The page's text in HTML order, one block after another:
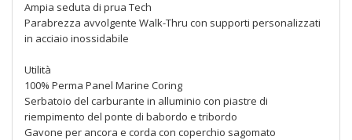
Ampia seduta di prua Tech
Parabrezza avvolgente Walk-Thru con supporti personalizzati
in acciaio inossidabile
Utilità
100% Perma Panel Marine Coring
Serbatoio del carburante in alluminio con piastre di
riempimento del ponte di babordo e tribordo
Gavone per ancora e corda con coperchio sagomato